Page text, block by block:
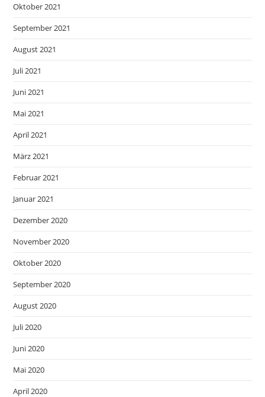
Oktober 2021
September 2021
August 2021
Juli 2021
Juni 2021
Mai 2021
April 2021
März 2021
Februar 2021
Januar 2021
Dezember 2020
November 2020
Oktober 2020
September 2020
August 2020
Juli 2020
Juni 2020
Mai 2020
April 2020